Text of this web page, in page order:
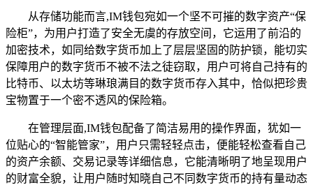
从存储功能而言,IM钱包宛如一个坚不可摧的数字资产“保
险柜”，为用户打造了安全无虞的存放空间，它运用了前沿的
加密技术，如同给数字货币加上了层层坚固的防护锁，能切实
保障用户的数字货币不被不法之徒窃取，用户可将自己持有的
比特币、以太坊等琳琅满目的数字货币存入其中，恰似把珍贵
宝物置于一个密不透风的保险箱。
在管理层面,IM钱包配备了简洁易用的操作界面，犹如一
位贴心的“智能管家”，用户只需轻轻点击，便能轻松查看自己
的资产余额、交易记录等详细信息，它能清晰明了地呈现用户
的财富全貌，让用户随时知晓自己不同数字货币的持有量动态